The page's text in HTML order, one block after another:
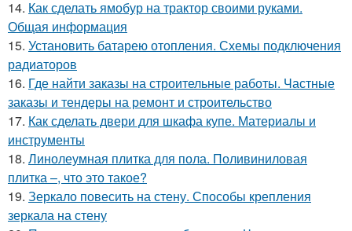
14. Как сделать ямобур на трактор своими руками.
Общая информация
15. Установить батарею отопления. Схемы подключения
радиаторов
16. Где найти заказы на строительные работы. Частные
заказы и тендеры на ремонт и строительство
17. Как сделать двери для шкафа купе. Материалы и
инструменты
18. Линолеумная плитка для пола. Поливиниловая
плитка –, что это такое?
19. Зеркало повесить на стену. Способы крепления
зеркала на стену